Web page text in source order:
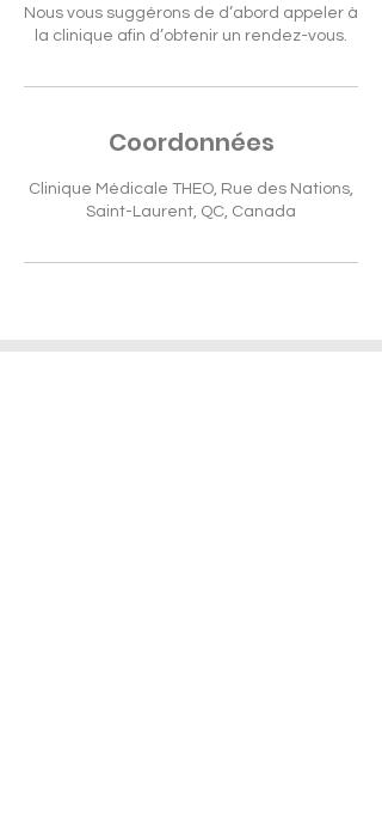
Nous vous suggérons de d’abord appeler à
la clinique afin d’obtenir un rendez-vous.
Coordonnées
Clinique Médicale THEO, Rue des Nations,
Saint-Laurent, QC, Canada